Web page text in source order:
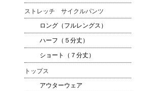
ストレッチ サイクルパンツ
ロング（フルレングス）
ハーフ（５分丈）
ショート（７分丈）
トップス
アウターウェア